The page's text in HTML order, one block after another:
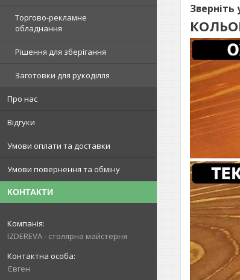
Торгово-рекламне
обладнання
Рішення для зберігання
Заготовки для рукоділля
Про нас
Відгуки
Умови оплати та доставки
Умови повернення та обміну
КОНТАКТИ
IZDEREVA - столярна майстерня
Євген
Зверніть